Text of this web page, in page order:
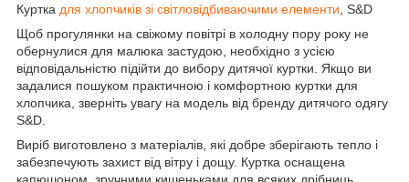
Куртка для хлопчиків зі світловідбиваючими елементи , S&D
Щоб прогулянки на свіжому повітрі в холодну пору року не
обернулися для малюка застудою, необхідно з усією
відповідальністю підійти до вибору дитячої куртки. Якщо ви
задалися пошуком практичною і комфортною куртки для
хлопчика, зверніть увагу на модель від бренду дитячого одягу
S&D.
Виріб виготовлено з матеріалів, які добре зберігають тепло і
забезпечують захист від вітру і дощу. Куртка оснащена
капюшоном, зручними кишеньками для всяких дрібниць,